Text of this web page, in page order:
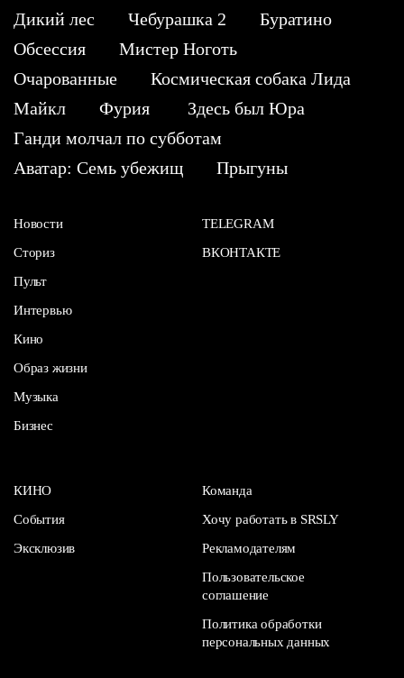
Дикий лес
Чебурашка 2
Буратино
Обсессия
Мистер Ноготь
Очарованные
Космическая собака Лида
Майкл
Фурия
Здесь был Юра
Ганди молчал по субботам
Аватар: Семь убежищ
Прыгуны
Новости
Сториз
Пульт
Интервью
Кино
Образ жизни
Музыка
Бизнес
TELEGRAM
ВКОНТАКТЕ
КИНО
События
Эксклюзив
Команда
Хочу работать в SRSLY
Рекламодателям
Пользовательское
соглашение
Политика обработки
персональных данных